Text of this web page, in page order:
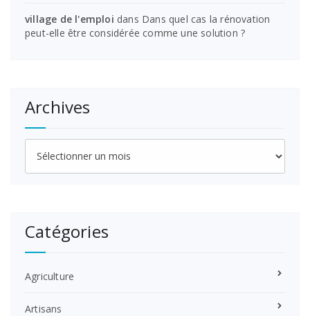
village de l'emploi dans Dans quel cas la rénovation
peut-elle être considérée comme une solution ?
Archives
Archives
Catégories
Agriculture
Artisans